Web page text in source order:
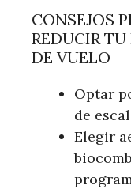
CONSEJOS
REDUCIR
DE VUELO
Optar
de
Elegir